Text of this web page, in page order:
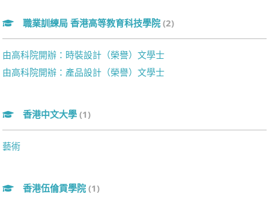
職業訓練局 香港高等教育科技學院 (2)
由高科院開辦：時裝設計（榮譽）文學士
由高科院開辦：產品設計（榮譽）文學士
香港中文大學 (1)
藝術
香港伍倫貢學院 (1)